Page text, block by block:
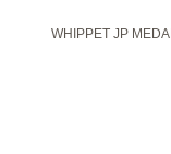
WHIPPET JP